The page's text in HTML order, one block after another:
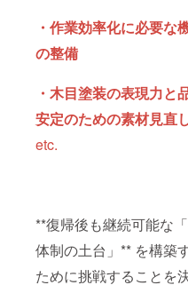
・作業効率化に必要な
の整備
・木目塗装の表現力と
安定のための素材見直
etc.
**復帰後も継続可能な
体制の土台」** を構築
ために挑戦することを